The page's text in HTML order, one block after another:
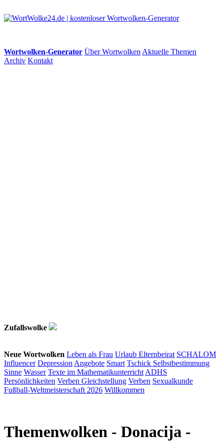
Wortwolken-Generator Über Wortwolken Aktuelle Themen
Archiv Kontakt
Zufallswolke
Neue Wortwolken Leben als Frau Urlaub Elternbeirat SCHALOM
Influencer Depression Angebote Smart Tschick Selbstbestimmung
Sinne Wasser Texte im Mathematikunterricht ADHS
Persönlichkeiten Verben Gleichstellung Verben Sexualkunde
Fußball-Weltmeisterschaft 2026 Willkommen
Themenwolken - Donacija -